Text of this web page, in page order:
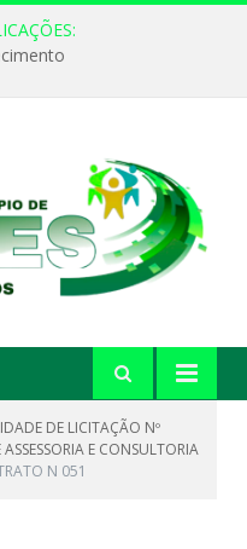
DE LICITAÇÃO Nº
E CONSULTORIA
N 051